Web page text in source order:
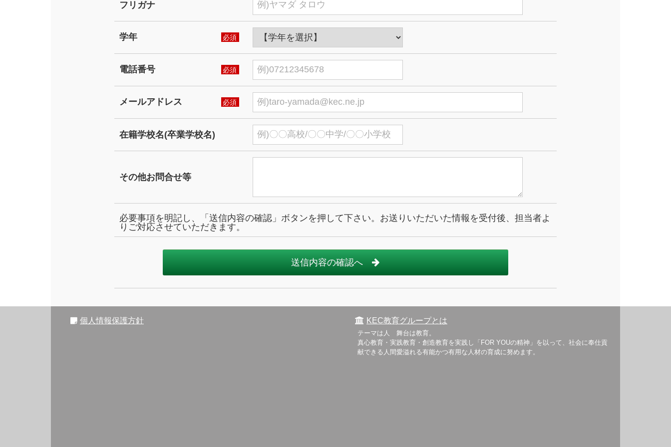
フリガナ
学年 必須
電話番号 必須
メールアドレス 必須
在籍学校名(卒業学校名)
その他お問合せ等
必要事項を明記し、「送信内容の確認」ボタンを押して下さい。お送りいただいた情報を受付後、担当者よ
りご対応させていただきます。
送信内容の確認へ
個人情報保護方針 KEC教育グループとは
テーマは人 舞台は教育。
真心教育・実践教育・創造教育を実践し「FOR YOUの精神」を以って、社会に奉仕貢
献できる人間愛溢れる有能かつ有用な人材の育成に努めます。